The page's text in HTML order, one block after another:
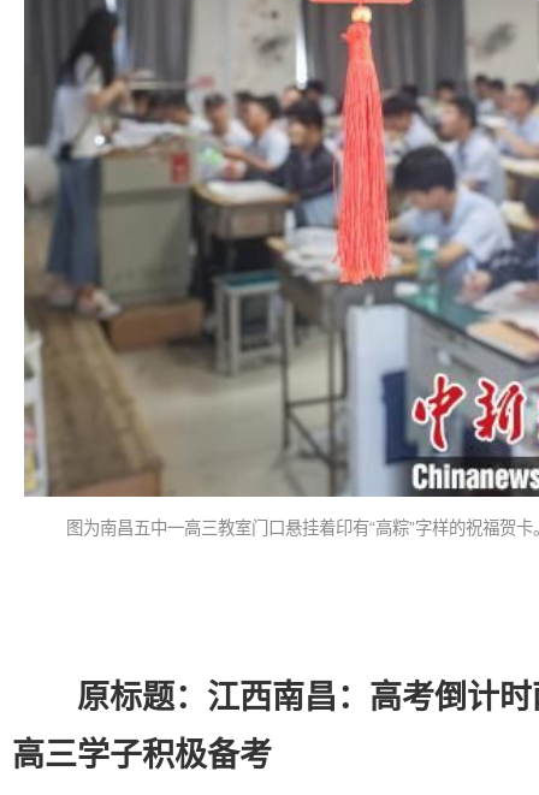
图为南昌五中一高三教室门口悬挂着印有“高粽”字样的祝福贺
原标题：江西南昌：高考倒计时
高三学子积极备考